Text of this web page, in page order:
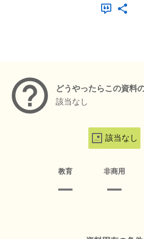
どうやったらこの資料
該当なし
該当なし
教育 非商用